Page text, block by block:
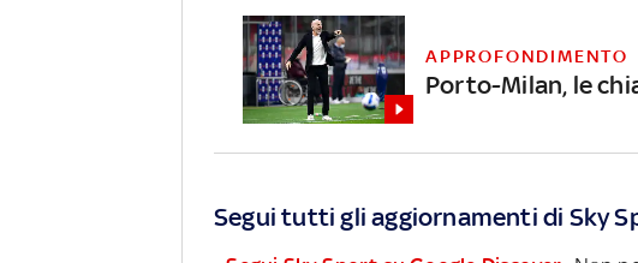
APPROFONDIMENTO
Porto-Milan, le
Segui tutti gli aggiornamenti di Sky